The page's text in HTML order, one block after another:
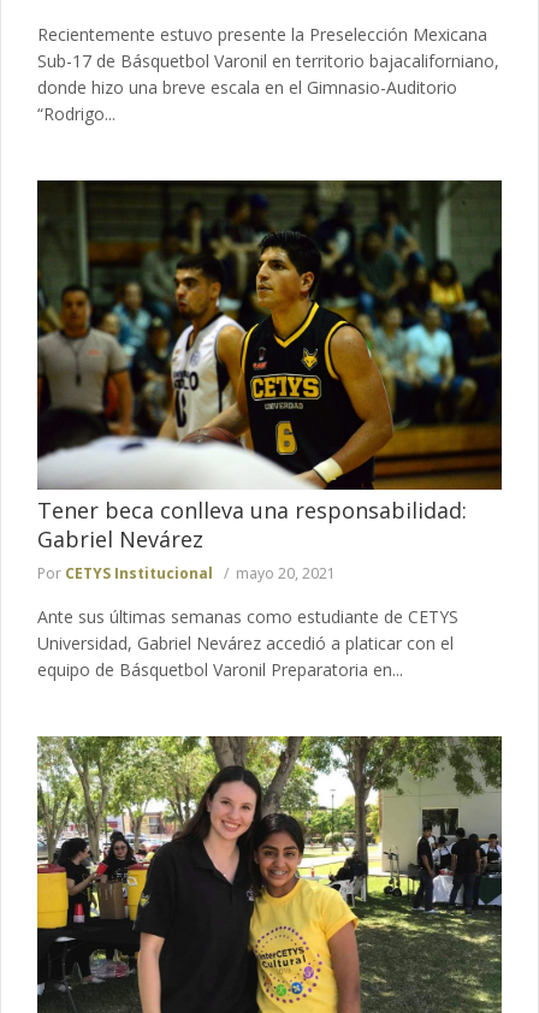
Recientemente estuvo presente la Preselección Mexicana
Sub-17 de Básquetbol Varonil en territorio bajacaliforniano,
donde hizo una breve escala en el Gimnasio-Auditorio
“Rodrigo...
Tener beca conlleva una responsabilidad:
Gabriel Nevárez
Por CETYS Institucional mayo 20, 2021
Ante sus últimas semanas como estudiante de CETYS
Universidad, Gabriel Nevárez accedió a platicar con el
equipo de Básquetbol Varonil Preparatoria en...